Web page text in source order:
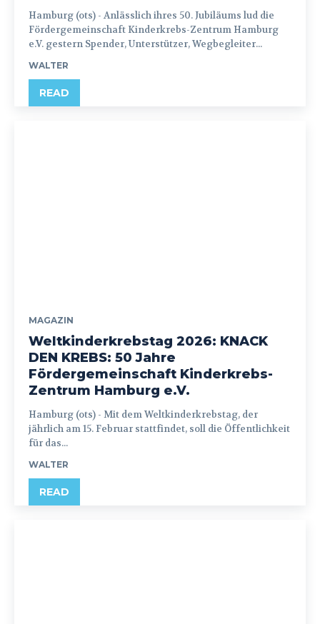
Hamburg (ots) - Anlässlich ihres 50. Jubiläums lud die
Fördergemeinschaft Kinderkrebs-Zentrum Hamburg
e.V. gestern Spender, Unterstützer, Wegbegleiter...
WALTER
READ
MAGAZIN
Weltkinderkrebstag 2026: KNACK
DEN KREBS: 50 Jahre
Fördergemeinschaft Kinderkrebs-
Zentrum Hamburg e.V.
Hamburg (ots) - Mit dem Weltkinderkrebstag, der
jährlich am 15. Februar stattfindet, soll die Öffentlichkeit
für das...
WALTER
READ